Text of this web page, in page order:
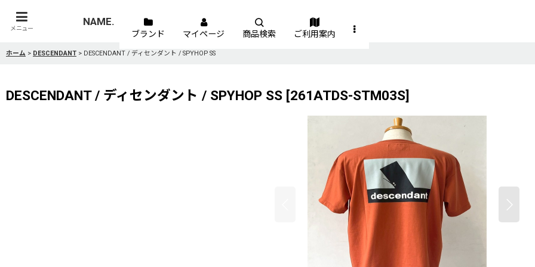
メニュー
NAME.
ブランド マイページ 商品検索 ご利用案内
ホーム > DESCENDANT > DESCENDANT / ディセンダント / SPYHOP SS
DESCENDANT / ディセンダント / SPYHOP SS [261ATDS-STM03S]